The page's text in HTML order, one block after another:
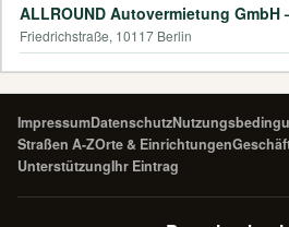
ALLROUND Autovermietung GmbH
Friedrichstraße, 10117 Berlin
ImpressumDatenschutz
Straßen A-ZOrte & Einrichtungen
UnterstützungIhr Eintrag